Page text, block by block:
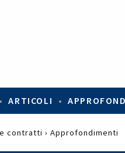
• ARTICOLI •
contratti › Approfondimenti